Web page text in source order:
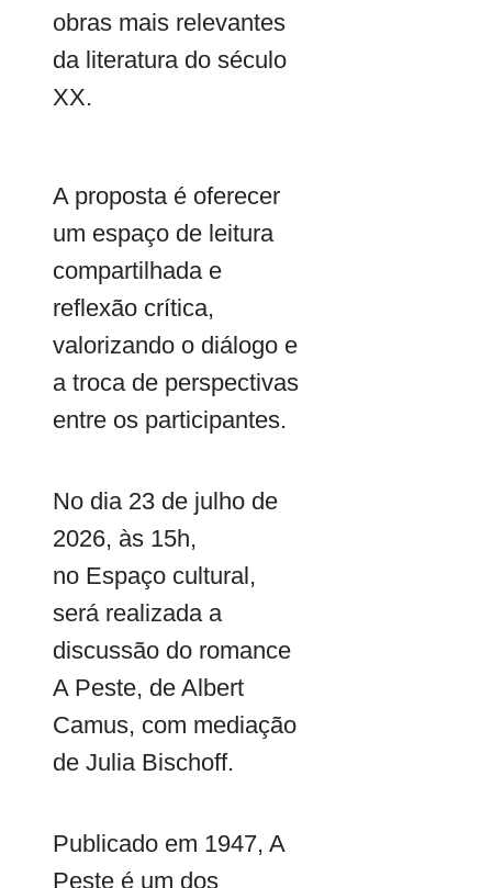
obras mais relevantes
da literatura do século
XX.
A proposta é oferecer
um espaço de leitura
compartilhada e
reflexão crítica,
valorizando o diálogo e
a troca de perspectivas
entre os participantes.
No dia 23 de julho de
2026, às 15h,
no Espaço cultural,
será realizada a
discussão do romance
A Peste, de Albert
Camus, com mediação
de Julia Bischoff.
Publicado em 1947, A
Peste é um dos